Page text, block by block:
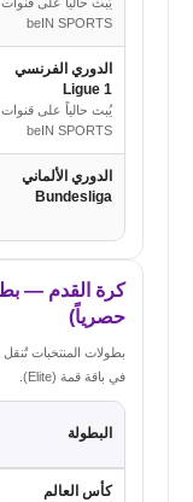
beIN SPORTS
الدوري الفرنسي
Ligue 1
يُبث حالياً على قنوات
beIN SPORTS
الدوري الألماني
Bundesliga
حصرياً)
في باقة قمة (Elite).
البطولة
كأس العالم